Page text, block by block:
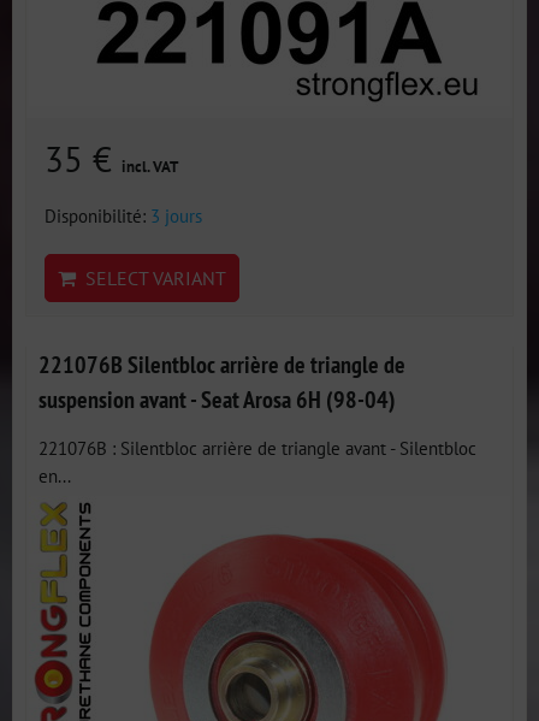
35 € incl. VAT
Disponibilité: 3 jours
SELECT VARIANT
221076B Silentbloc arrière de triangle de
suspension avant - Seat Arosa 6H (98-04)
221076B : Silentbloc arrière de triangle avant - Silentbloc
en...